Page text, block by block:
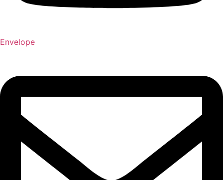
Envelope